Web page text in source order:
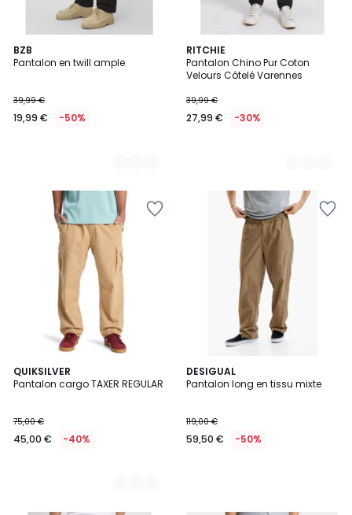
BZB
Pantalon en twill ample
39,99 €
19,99 € -50%
2
Couleurs
RITCHIE
Pantalon Chino Pur Coton
Velours Côtelé Varennes
39,99 €
27,99 € -30%
3
Couleurs
QUIKSILVER
Pantalon cargo TAXER REGULAR
75,00 €
45,00 € -40%
2
Couleurs
DESIGUAL
Pantalon long en tissu mixte
119,00 €
59,50 € -50%